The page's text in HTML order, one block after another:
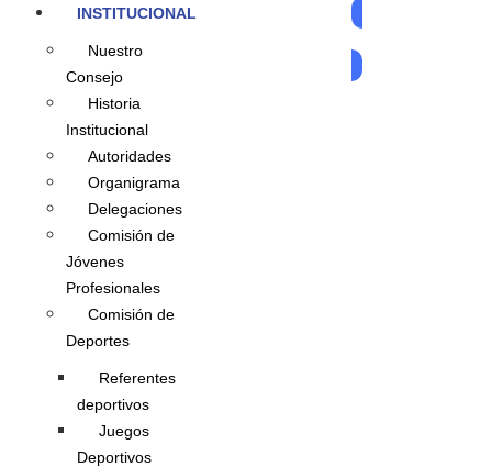
INSTITUCIONAL
Nuestro
Consejo
Historia
Institucional
Autoridades
Organigrama
Delegaciones
Comisión de
Jóvenes
Profesionales
Comisión de
Deportes
Referentes
deportivos
Juegos
Deportivos